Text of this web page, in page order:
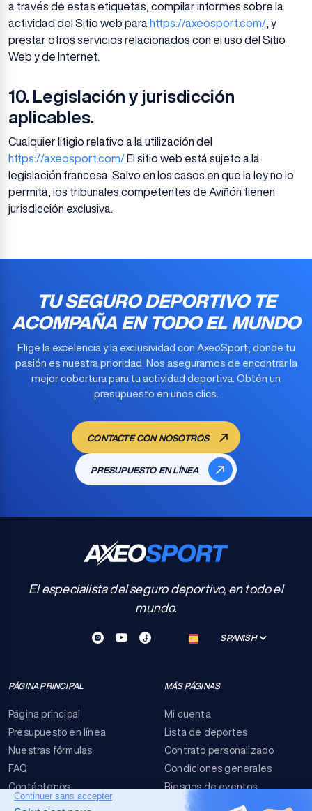
a través de estas etiquetas, compilar informes sobre la
actividad del Sitio web para https://axeosport.com/ , y
prestar otros servicios relacionados con el uso del Sitio
Web y de Internet.
10. Legislación y jurisdicción
aplicables.
Cualquier litigio relativo a la utilización del
https://axeosport.com/ El sitio web está sujeto a la
legislación francesa. Salvo en los casos en que la ley no lo
permita, los tribunales competentes de Aviñón tienen
jurisdicción exclusiva.
TU SEGURO DEPORTIVO TE
ACOMPAÑA EN TODO EL MUNDO
Elige la excelencia y la exclusividad con AxeoSport, donde tu
pasión es nuestra prioridad. Nos aseguramos de encontrar la
mejor cobertura para tu actividad deportiva . Obtén un
presupuesto en unos clics.
CONTACTE CON NOSOTROS
PRESUPUESTO EN LÍNEA
El especialista del seguro deportivo, en todo el
mundo.
SPANISH
PÁGINA PRINCIPAL
Página principal
Presupuesto en línea
Nuestras fórmulas
FAQ
Contáctenos
MÁS PÁGINAS
Mi cuenta
Lista de deportes
Contrato personalizado
Condiciones generales
Riesgos de eventos
Menciones legales